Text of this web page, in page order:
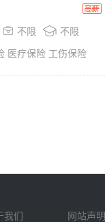
 不限  不限
医疗保险 工伤保险
我们 网站声明